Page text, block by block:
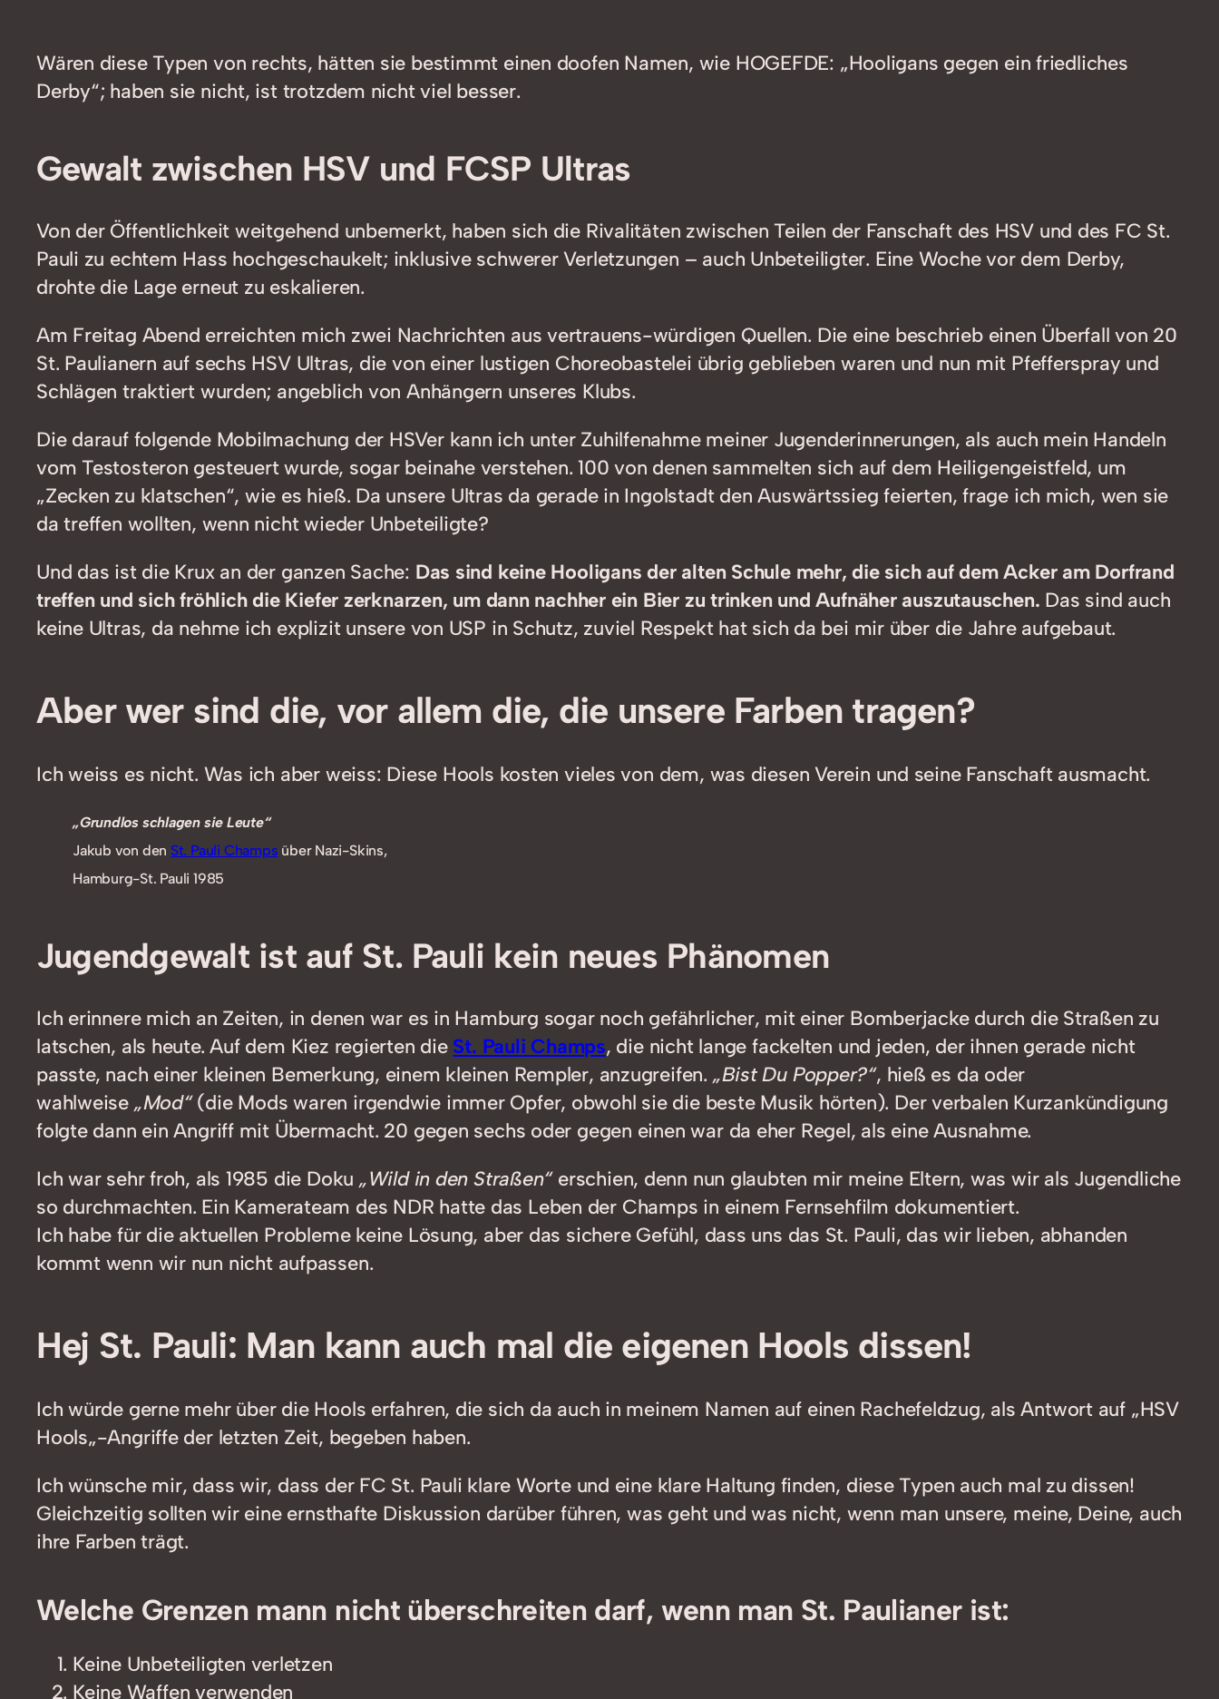
Wären diese Typen von rechts, hätten sie bestimmt einen doofen Namen, wie HOGEFDE: „Hooligans gegen ein friedliches
Derby“; haben sie nicht, ist trotzdem nicht viel besser.
Gewalt zwischen HSV und FCSP Ultras
Von der Öffentlichkeit weitgehend unbemerkt, haben sich die Rivalitäten zwischen Teilen der Fanschaft des HSV und des FC St.
Pauli zu echtem Hass hochgeschaukelt; inklusive schwerer Verletzungen – auch Unbeteiligter. Eine Woche vor dem Derby,
drohte die Lage erneut zu eskalieren.
Am Freitag Abend erreichten mich zwei Nachrichten aus vertrauens-würdigen Quellen. Die eine beschrieb einen Überfall von 20
St. Paulianern auf sechs HSV Ultras, die von einer lustigen Choreobastelei übrig geblieben waren und nun mit Pfefferspray und
Schlägen traktiert wurden; angeblich von Anhängern unseres Klubs.
Die darauf folgende Mobilmachung der HSVer kann ich unter Zuhilfenahme meiner Jugenderinnerungen, als auch mein Handeln
vom Testosteron gesteuert wurde, sogar beinahe verstehen. 100 von denen sammelten sich auf dem Heiligengeistfeld, um
„Zecken zu klatschen“, wie es hieß. Da unsere Ultras da gerade in Ingolstadt den Auswärtssieg feierten, frage ich mich, wen sie
da treffen wollten, wenn nicht wieder Unbeteiligte?
Und das ist die Krux an der ganzen Sache: Das sind keine Hooligans der alten Schule mehr, die sich auf dem Acker am Dorfrand
treffen und sich fröhlich die Kiefer zerknarzen, um dann nachher ein Bier zu trinken und Aufnäher auszutauschen. Das sind auch
keine Ultras, da nehme ich explizit unsere von USP in Schutz, zuviel Respekt hat sich da bei mir über die Jahre aufgebaut.
Aber wer sind die, vor allem die, die unsere Farben tragen?
Ich weiss es nicht. Was ich aber weiss: Diese Hools kosten vieles von dem, was diesen Verein und seine Fanschaft ausmacht.
„Grundlos schlagen sie Leute“
Jakub von den St. Pauli Champs über Nazi-Skins,
Hamburg-St. Pauli 1985
Jugendgewalt ist auf St. Pauli kein neues Phänomen
Ich erinnere mich an Zeiten, in denen war es in Hamburg sogar noch gefährlicher, mit einer Bomberjacke durch die Straßen zu
latschen, als heute. Auf dem Kiez regierten die St. Pauli Champs, die nicht lange fackelten und jeden, der ihnen gerade nicht
passte, nach einer kleinen Bemerkung, einem kleinen Rempler, anzugreifen. „Bist Du Popper?“, hieß es da oder
wahlweise „Mod“(die Mods waren irgendwie immer Opfer, obwohl sie die beste Musik hörten). Der verbalen Kurzankündigung
folgte dann ein Angriff mit Übermacht. 20 gegen sechs oder gegen einen war da eher Regel, als eine Ausnahme.
Ich war sehr froh, als 1985 die Doku „Wild in den Straßen“erschien, denn nun glaubten mir meine Eltern, was wir als Jugendliche
so durchmachten. Ein Kamerateam des NDR hatte das Leben der Champs in einem Fernsehfilm dokumentiert.
Ich habe für die aktuellen Probleme keine Lösung, aber das sichere Gefühl, dass uns das St. Pauli, das wir lieben, abhanden
kommt wenn wir nun nicht aufpassen.
Hej St. Pauli: Man kann auch mal die eigenen Hools dissen!
Ich würde gerne mehr über die Hools erfahren, die sich da auch in meinem Namen auf einen Rachefeldzug, als Antwort auf „HSV
Hools„-Angriffe der letzten Zeit, begeben haben.
Ich wünsche mir, dass wir, dass der FC St. Pauli klare Worte und eine klare Haltung finden, diese Typen auch mal zu dissen!
Gleichzeitig sollten wir eine ernsthafte Diskussion darüber führen, was geht und was nicht, wenn man unsere, meine, Deine, auch
ihre Farben trägt.
Welche Grenzen mann nicht überschreiten darf, wenn man St. Paulianer ist:
Keine Unbeteiligten verletzen
Keine Waffen verwenden